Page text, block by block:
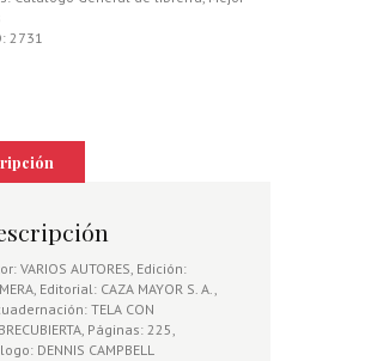
2731
VARIOS AUTORES, Edición:
Editorial: CAZA MAYOR S. A.,
TELA CON
Páginas: 225,
DENNIS CAMPBELL